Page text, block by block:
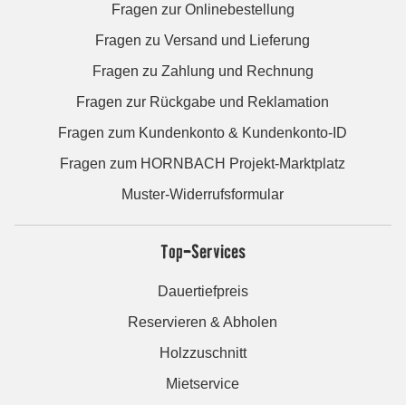
Fragen zur Onlinebestellung
Fragen zu Versand und Lieferung
Fragen zu Zahlung und Rechnung
Fragen zur Rückgabe und Reklamation
Fragen zum Kundenkonto & Kundenkonto-ID
Fragen zum HORNBACH Projekt-Marktplatz
Muster-Widerrufsformular
Top-Services
Dauertiefpreis
Reservieren & Abholen
Holzzuschnitt
Mietservice